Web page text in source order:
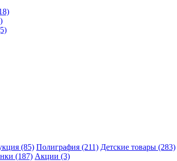
(85) Полиграфия (211) Детские товары (283)
(187) Акции (3)